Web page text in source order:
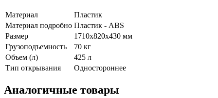
Материал
Пластик
Материал подробно Пластик - ABS
Размер
1710x820x430 мм
Грузоподъемность
70 кг
Объем (л)
425 л
Тип открывания
Одностороннее
Аналогичные товары